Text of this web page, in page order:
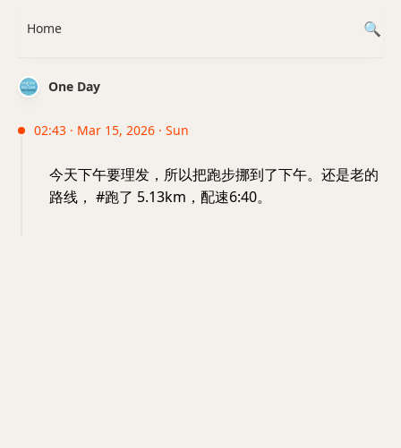
One Day
02:43 · Mar 15, 2026 · Sun
今天下午要理发，所以把跑步挪到了下午。还是老的
路线， #跑了 5.13km，配速6:40。
Home